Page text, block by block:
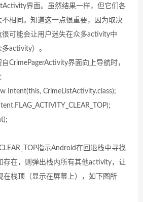
界面。虽然结果一样，但它们各
不相同。知道这一点很重要，因为取决
可能会让用户迷失在众多activity中
activity）。
界面向上导航时，
CrimeListActivity.class);
指示Android在回退栈中寻找
存在，则弹出栈内所有其他activity，让
在栈顶（显示在屏幕上），如下图所